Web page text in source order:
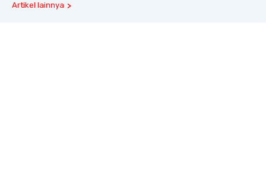
Artikel lainnya